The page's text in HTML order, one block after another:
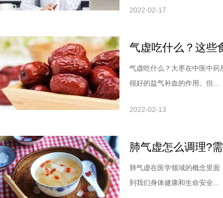
2022-02-17
气虚吃什么？这些
气虚吃什么？大枣在中医中
很好的益气补血的作用。但...
2022-02-13
肺气虚怎么调理?
肺气虚在医学领域的概念里
到我们身体健康和生命安全...